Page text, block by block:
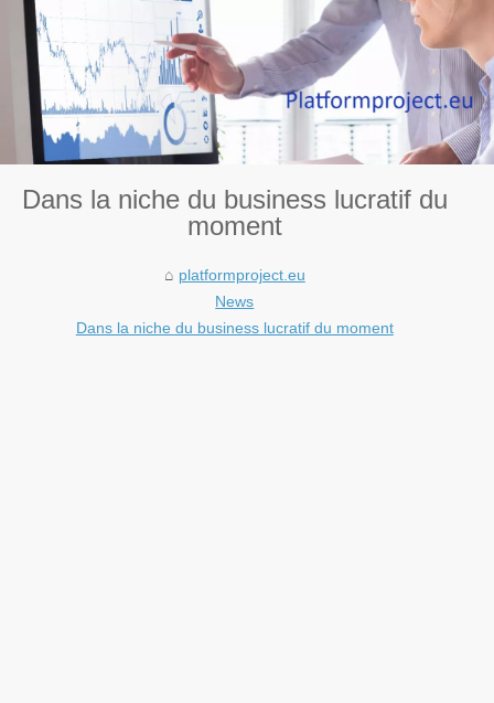
Dans la niche du business lucratif du
moment
platformproject.eu
News
Dans la niche du business lucratif du moment